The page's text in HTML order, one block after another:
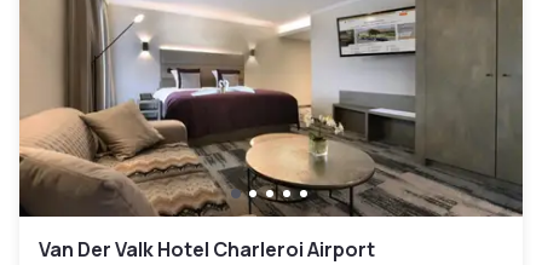
Van Der Valk Hotel Charleroi Airport